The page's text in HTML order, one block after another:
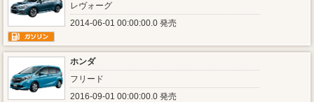
レヴォーグ
2014-06-01 00:00:00.0 発売
ホンダ
フリード
2016-09-01 00:00:00.0 発売